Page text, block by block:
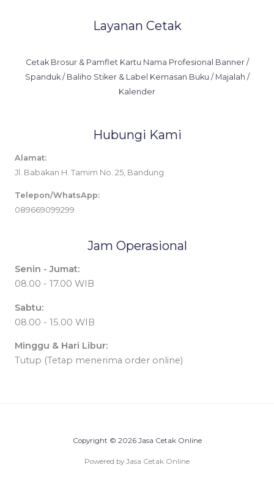
Layanan Cetak
Cetak Brosur & Pamflet Kartu Nama Profesional Banner /
Spanduk / Baliho Stiker & Label Kemasan Buku / Majalah /
Kalender
Hubungi Kami
Alamat:
Jl. Babakan H. Tamim No. 25, Bandung
Telepon/WhatsApp:
089669099299
Jam Operasional
Senin - Jumat:
08.00 - 17.00 WIB
Sabtu:
08.00 - 15.00 WIB
Minggu & Hari Libur:
Tutup (Tetap menerima order online)
Copyright © 2026 Jasa Cetak Online
Powered by Jasa Cetak Online